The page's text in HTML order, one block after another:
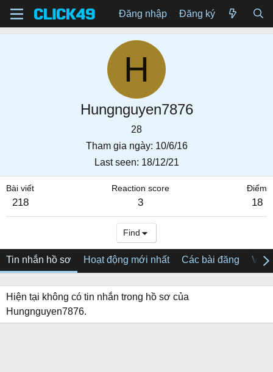
Đăng nhập Đăng ký
H
Hungnguyen7876
28
Tham gia ngày 10/6/16
Last seen 18/12/21
Bài viết
218
Reaction score
3
Điểm
18
Find
Tin nhắn hồ sơ Hoạt động mới nhất Các bài đăng Về
Hiện tại không có tin nhắn trong hồ sơ của
Hungnguyen7876.